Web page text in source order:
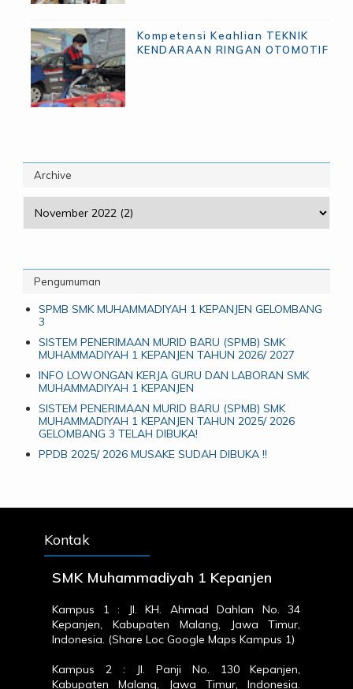
Kompetensi Keahlian TEKNIK
KENDARAAN RINGAN OTOMOTIF
Archive
Pengumuman
SPMB SMK MUHAMMADIYAH 1 KEPANJEN GELOMBANG
3
SISTEM PENERIMAAN MURID BARU (SPMB) SMK
MUHAMMADIYAH 1 KEPANJEN TAHUN 2026/ 2027
INFO LOWONGAN KERJA GURU DAN LABORAN SMK
MUHAMMADIYAH 1 KEPANJEN
SISTEM PENERIMAAN MURID BARU (SPMB) SMK
MUHAMMADIYAH 1 KEPANJEN TAHUN 2025/ 2026
GELOMBANG 3 TELAH DIBUKA!
PPDB 2025/ 2026 MUSAKE SUDAH DIBUKA !!
Kontak
SMK Muhammadiyah 1 Kepanjen
Kampus 1 : Jl. KH. Ahmad Dahlan No. 34
Kepanjen, Kabupaten Malang, Jawa Timur,
Indonesia. (Share Loc Google Maps Kampus 1)
Kampus 2 : Jl. Panji No. 130 Kepanjen,
Kabupaten Malang, Jawa Timur, Indonesia.